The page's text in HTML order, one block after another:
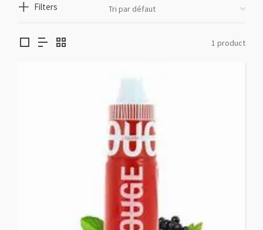
Filters
1 product